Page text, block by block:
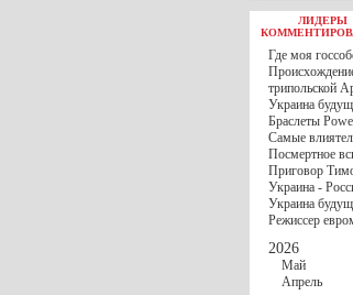
30 Ноября С 1
30 Ноября
РФ
27 Ноября
ВВП
госбюджете
27 Ноября
Турции
17 Ноября
шестилетнего
16 Ноября
13 Ноября
10 Ноября
10 Ноября
особом статусе
03 Ноября
ЛИДЕРЫ
Где моя
трипольской
Украина
Браслеты
Самые
Посмертное
Приговор
Украина -
Украина
Режиссер
2026
Май
Апрель